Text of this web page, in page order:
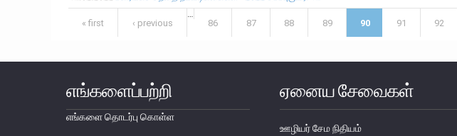
Pages
« first ‹ previous
86
87 88 89 90 91 92
எங்களைப்பற்றி
எங்களை தொடர்பு கொள்ள
ஏனைய சேவைகள்
ஊழியர் சேம நிதியம்